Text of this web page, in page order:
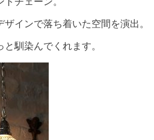
インで落ち着いた空間を演出。
馴染んでくれます。